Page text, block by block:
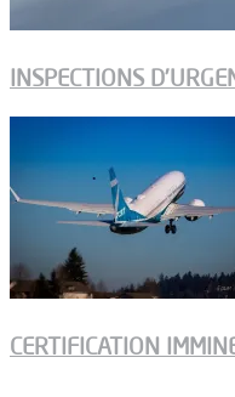
INSPECTIONS
CERTIFICATION